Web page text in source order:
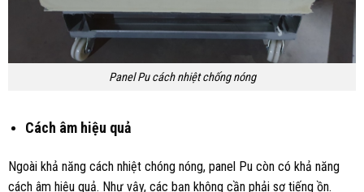
Panel Pu cách nhiệt chống nóng
Cách âm hiệu quả
Ngoài khả năng cách nhiệt chóng nóng, panel Pu còn có khả năng
cách âm hiệu quả. Như vậy, các bạn không cần phải sợ tiếng ồn.